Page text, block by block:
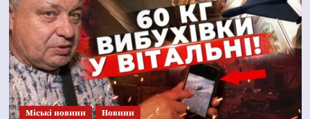
Mіські новини Новини